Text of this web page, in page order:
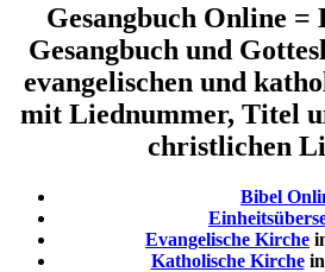
Gesangbuch Online =
Gesangbuch und
evangelischen und
mit Liednummer, Titel
christlichen
Bibel
Evangelische Kirche
Katholische Kirchein